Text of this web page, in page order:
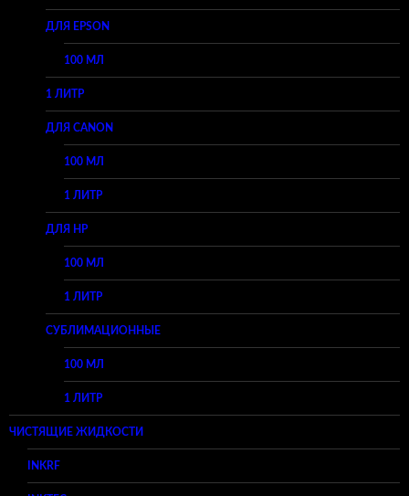
ДЛЯ EPSON
100 МЛ
1 ЛИТР
ДЛЯ CANON
100 МЛ
1 ЛИТР
ДЛЯ HP
100 МЛ
1 ЛИТР
СУБЛИМАЦИОННЫЕ
100 МЛ
1 ЛИТР
ЧИСТЯЩИЕ ЖИДКОСТИ
INKRF